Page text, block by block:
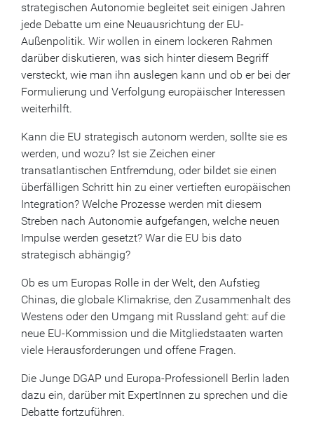
strategischen Autonomie begleitet seit einigen Jahren
jede Debatte um eine Neuausrichtung der EU-
Außenpolitik. Wir wollen in einem lockeren Rahmen
darüber diskutieren, was sich hinter diesem Begriff
versteckt, wie man ihn auslegen kann und ob er bei der
Formulierung und Verfolgung europäischer Interessen
weiterhilft.
Kann die EU strategisch autonom werden, sollte sie es
werden, und wozu? Ist sie Zeichen einer
transatlantischen Entfremdung, oder bildet sie einen
überfälligen Schritt hin zu einer vertieften europäischen
Integration? Welche Prozesse werden mit diesem
Streben nach Autonomie aufgefangen, welche neuen
Impulse werden gesetzt? War die EU bis dato
strategisch abhängig?
Ob es um Europas Rolle in der Welt, den Aufstieg
Chinas, die globale Klimakrise, den Zusammenhalt des
Westens oder den Umgang mit Russland geht: auf die
neue EU-Kommission und die Mitgliedstaaten warten
viele Herausforderungen und offene Fragen.
Die Junge DGAP und Europa-Professionell Berlin laden
dazu ein, darüber mit ExpertInnen zu sprechen und die
Debatte fortzuführen.